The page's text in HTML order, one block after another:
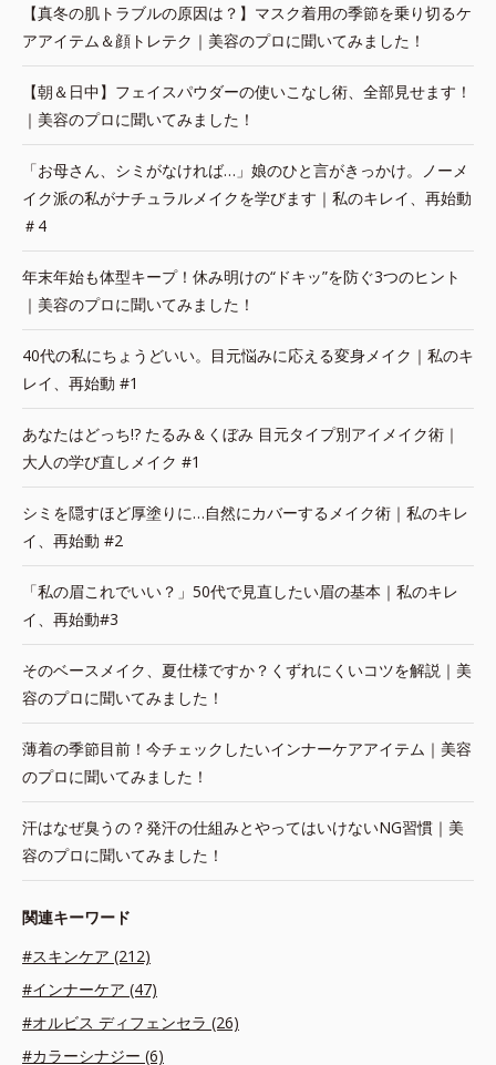
【真冬の肌トラブルの原因は？】マスク着用の季節を乗り切るケ
アアイテム＆顔トレテク｜美容のプロに聞いてみました！
【朝＆日中】フェイスパウダーの使いこなし術、全部見せます！
｜美容のプロに聞いてみました！
「お母さん、シミがなければ…」娘のひと言がきっかけ。ノーメ
イク派の私がナチュラルメイクを学びます｜私のキレイ、再始動
＃4
年末年始も体型キープ！休み明けの“ドキッ”を防ぐ3つのヒント
｜美容のプロに聞いてみました！
40代の私にちょうどいい。目元悩みに応える変身メイク｜私のキ
レイ、再始動 #1
あなたはどっち!? たるみ＆くぼみ 目元タイプ別アイメイク術｜
大人の学び直しメイク #1
シミを隠すほど厚塗りに…自然にカバーするメイク術｜私のキレ
イ、再始動 #2
「私の眉これでいい？」50代で見直したい眉の基本｜私のキレ
イ、再始動#3
そのベースメイク、夏仕様ですか？くずれにくいコツを解説｜美
容のプロに聞いてみました！
薄着の季節目前！今チェックしたいインナーケアアイテム｜美容
のプロに聞いてみました！
汗はなぜ臭うの？発汗の仕組みとやってはいけないNG習慣｜美
容のプロに聞いてみました！
関連キーワード
#スキンケア (212)
#インナーケア (47)
#オルビス ディフェンセラ (26)
#カラーシナジー (6)